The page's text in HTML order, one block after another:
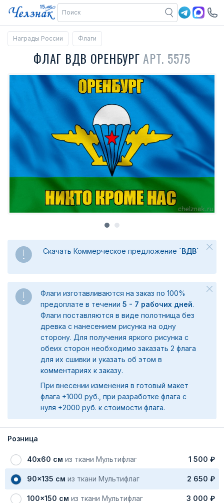
Награды России Флаги
ФЛАГ ВДВ ОРЕНБУРГАРТ. 5575
Скачать Коммерческое предложение `ВДВ`
Флаги изготавливаются на заказ по 100%
предоплате в течении 5 - 7 рабочих дней.
Флаги поставляются в виде полотнища без
древка с нанесением рисунка на одну
сторону. Для получения яркого рисунка с
обеих сторон необходимо заказать 2 флага
для их сшивки и указать об этом в
комментариях к заказу.
При внесении изменения в готовый макет
флага +1000 руб., при разработке флага с
нуля +2000 руб. к стоимости флага.
Розница
40х60 см из ткани Мультифлаг 1 500 ₽
90x135 см из ткани Мультифлаг 2 650 ₽
100x150 см из ткани Мультифлаг 3 000 ₽